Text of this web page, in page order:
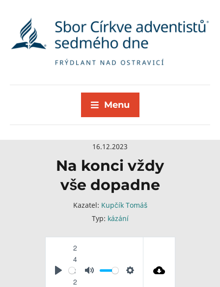
Menu
16.12.2023
Na konci vždy
vše dopadne
Kazatel: Kupčík Tomáš
Typ: kázání
P
2
4
:
2
M
S